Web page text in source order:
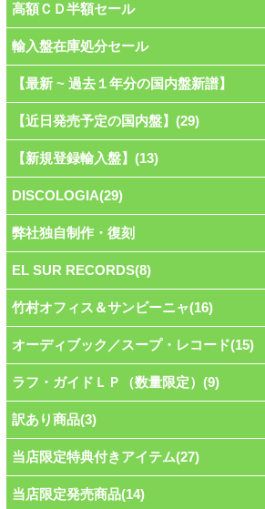
高額ＣＤ半額セール
輸入盤在庫処分セール
【最新 ~ 過去１年分の国内盤新譜】
【近日発売予定の国内盤】(29)
【新規登録輸入盤】(13)
DISCOLOGIA(29)
弊社独自制作・復刻
EL SUR RECORDS(8)
竹村オフィス＆サンビーニャ(16)
オーディブック／スープ・レコード(15)
ラフ・ガイドＬＰ（数量限定）(9)
訳あり商品(3)
当店限定特典付きアイテム(27)
当店限定発売商品(14)